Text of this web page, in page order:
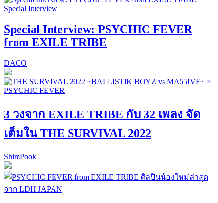
Special Interview
Special Interview: PSYCHIC FEVER
from EXILE TRIBE
DACO
3 วงจาก EXILE TRIBE กับ 32 เพลง จัด
เต็มใน THE SURVIVAL 2022
ShimPook